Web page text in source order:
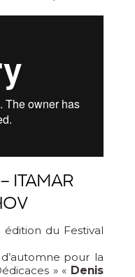
ITAMAR
du Festival
pour la
» « Denis